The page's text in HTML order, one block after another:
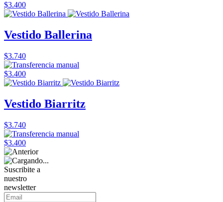
$3.400
Vestido Ballerina
$3.740
$3.400
Vestido Biarritz
$3.740
$3.400
Suscribite a
nuestro
newsletter